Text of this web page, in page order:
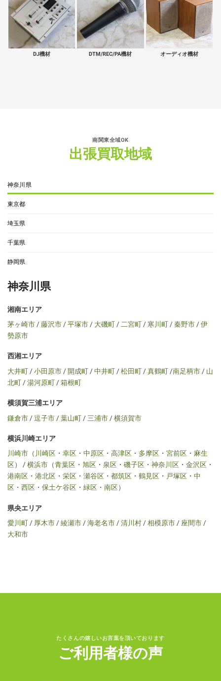
DJ機材 DTM/REC/PA機材 オーディオ機材
南関東全域OK
出張買取地域
神奈川県
東京都
埼玉県
千葉県
静岡県
神奈川県
湘南エリア
茅ヶ崎市/藤沢市/平塚市/ 大磯町/二宮町/寒川町/秦野市/伊
勢原市
西湘エリア
大井町/小田原市/ 開成町/中井町/松田町/真鶴町/南足柄市/ 山
北町/湯河原町/箱根町
横須賀三浦エリア
鎌倉市/逗子市/葉山町/三浦市/横須賀市
横浜川崎エリア
川崎市 （川崎区 ・ 幸区 ・ 中原区 ・ 高津区 ・ 多摩区 ・ 宮前区 ・ 麻生
区） /横浜市 （青葉区 ・ 旭区 ・ 泉区 ・ 磯子区 ・ 神奈川区 ・ 金沢区 ・
港南区 ・ 港北区 ・ 栄区 ・ 瀬谷区 ・ 都筑区 ・ 鶴見区 ・ 戸塚区 ・ 中
区 ・ 西区 ・ 保土ケ谷区 ・ 緑区 ・ 南区）
県央エリア
愛川町/ 厚木市/綾瀬市/海老名市/清川村/相模原市/ 座間市/
大和市
たくさんの嬉しいお言葉を頂いております
ご利用者様の声